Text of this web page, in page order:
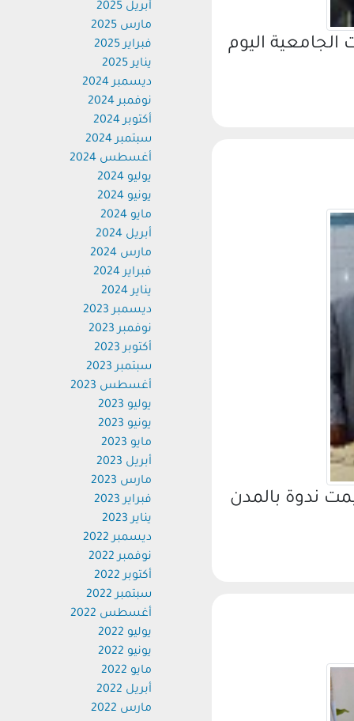
اليوم
ندوة بالمدن
أبريل 2025
مارس 2025
فبراير 2025
يناير 2025
ديسمبر 2024
نوفمبر 2024
أكتوبر 2024
سبتمبر 2024
أغسطس 2024
يوليو 2024
يونيو 2024
مايو 2024
أبريل 2024
مارس 2024
فبراير 2024
يناير 2024
ديسمبر 2023
نوفمبر 2023
أكتوبر 2023
سبتمبر 2023
أغسطس 2023
يوليو 2023
يونيو 2023
مايو 2023
أبريل 2023
مارس 2023
فبراير 2023
يناير 2023
ديسمبر 2022
نوفمبر 2022
أكتوبر 2022
سبتمبر 2022
أغسطس 2022
يوليو 2022
يونيو 2022
مايو 2022
أبريل 2022
مارس 2022